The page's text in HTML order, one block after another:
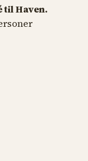
til Haven.